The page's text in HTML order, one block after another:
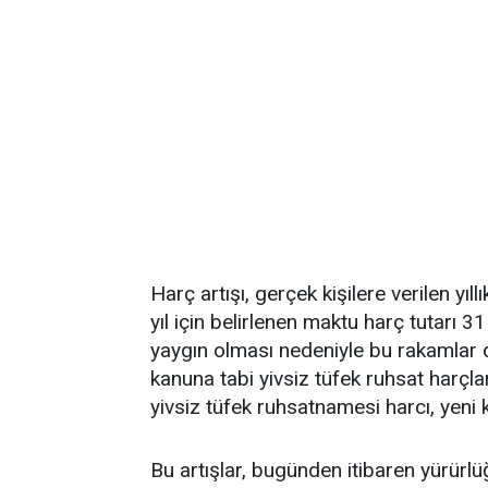
Harç artışı, gerçek kişilere verilen
yıl için belirlenen maktu harç tutarı 31
yaygın olması nedeniyle bu rakamlar
kanuna tabi yivsiz tüfek ruhsat
yivsiz tüfek ruhsatnamesi harcı, yeni
Bu artışlar, bugünden itibaren